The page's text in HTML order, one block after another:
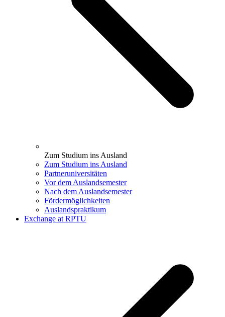
Zum Studium ins Ausland
Zum Studium ins Ausland
Partneruniversitäten
Vor dem Auslandsemester
Nach dem Auslandsemester
Fördermöglichkeiten
Auslandspraktikum
Exchange at RPTU